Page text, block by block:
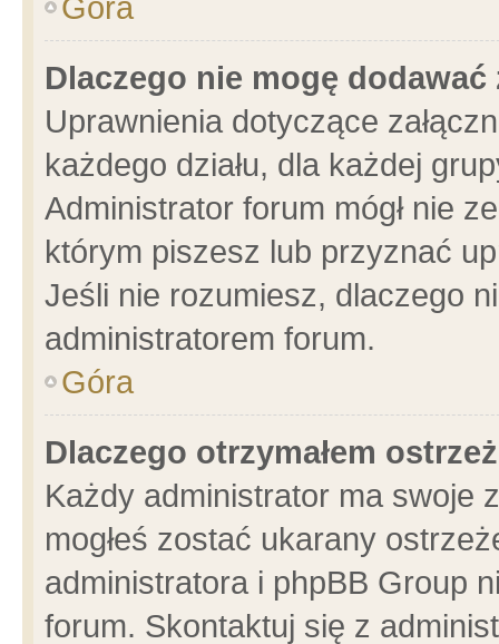
Dlaczego nie mogę dodawać
Uprawnienia dotyczące
każdego działu, dla każdej
Administrator forum mógł nie
którym piszesz lub przyznać
Jeśli nie rozumiesz, dlaczego
administratorem forum.
Góra
Dlaczego otrzymałem
Każdy administrator ma swoje
mogłeś zostać ukarany
administratora i phpBB Group
forum. Skontaktuj się z